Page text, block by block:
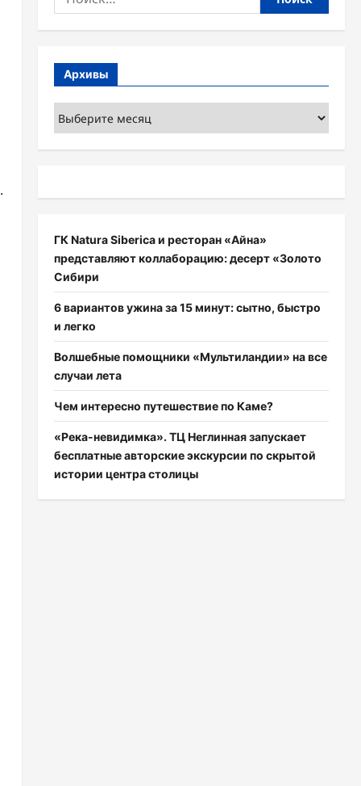
Архивы
Архивы
ГК Natura Siberica и ресторан «Айна»
представляют коллаборацию: десерт «Золото
Сибири
6 вариантов ужина за 15 минут: сытно, быстро
и легко
Волшебные помощники «Мультиландии» на все
случаи лета
Чем интересно путешествие по Каме?
«Река-невидимка». ТЦ Неглинная запускает
бесплатные авторские экскурсии по скрытой
истории центра столицы